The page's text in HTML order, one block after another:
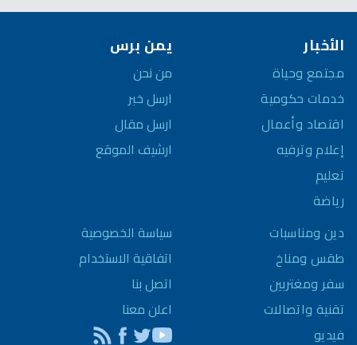
الأخبار
مجتمع وحياة
خدمات حكومية
اقتصاد وأعمال
إعلام وترفيه
تعليم
رياضة
دين ومناسبات
طقس ومناخ
سفر ومغتربين
تقنية واتصالات
فيديو
يمن برس
من نحن
ارسل خبر
ارسل مقال
ارشيف الموقع
سياسة الخصوصية
اتفاقية الاستخدام
اتصل بنا
اعلن معنا